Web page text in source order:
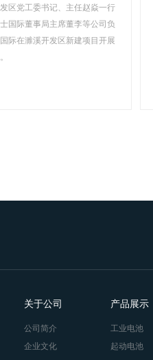
区党工委书记、主任赵焱一行
国际董事局主席董李等公司负
际在濉溪开发区新建项目开展
关于公司
公司简介
企业文化
产品展示
工业电池
起动电池